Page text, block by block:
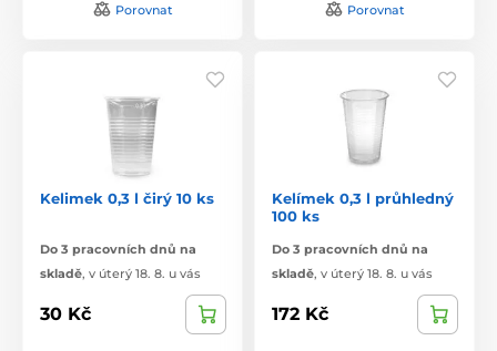
Porovnat Porovnat
Kelimek 0,3 l čirý 10 ks
Do 3 pracovních dnů na
skladě, v úterý 18. 8. u vás
30 Kč
Kelímek 0,3 l průhledný
100 ks
Do 3 pracovních dnů na
skladě, v úterý 18. 8. u vás
172 Kč